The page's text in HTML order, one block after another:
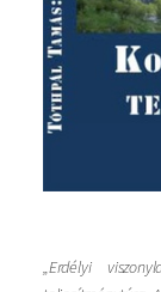
„Erdélyi